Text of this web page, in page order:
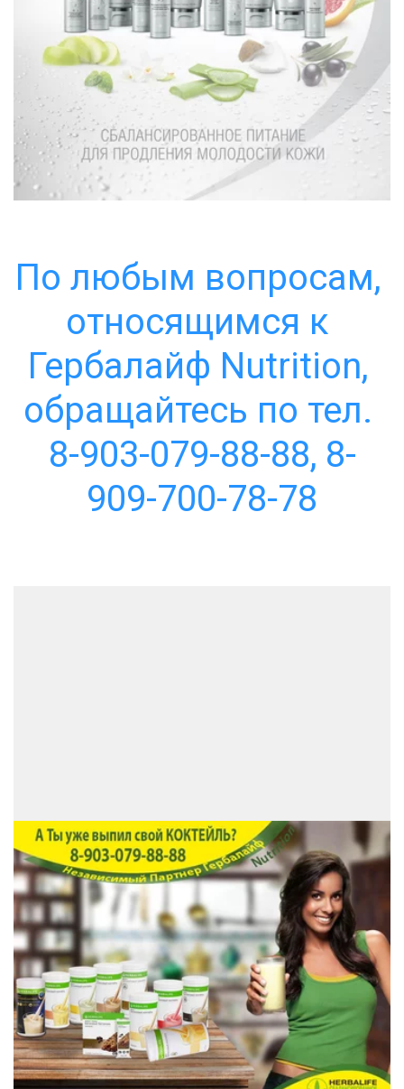
По любым вопросам,
относящимся к
Гербалайф Nutrition,
обращайтесь по тел.
8-903-079-88-88, 8-
909-700-78-78